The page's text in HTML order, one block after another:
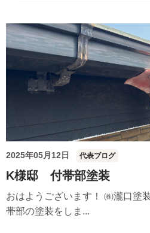
2025年05月12日 代表ブログ
K様邸 付帯部塗装
おはようございます！ ㈱瀧口塗
帯部の塗装をしま...